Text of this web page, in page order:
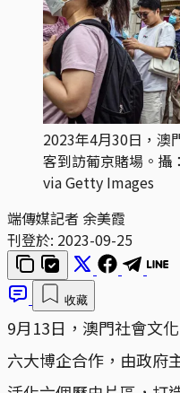
2023年4月30日，澳
客到訪葡京賭場。
via Getty Images
端傳媒記者 余美霞
刊登於: 2023-09-25
收藏
9月13日，澳門社會文
六大博企合作，由政府